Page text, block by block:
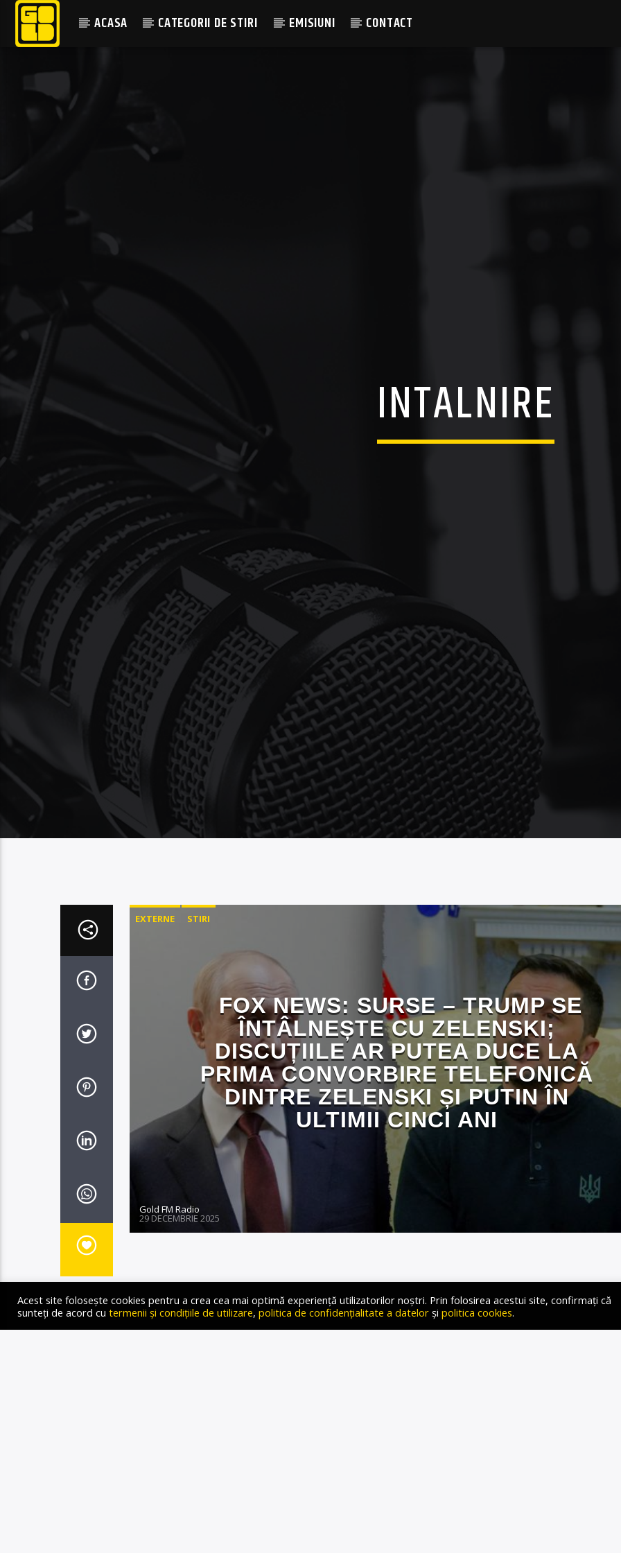
ACASA CATEGORII DE STIRI EMISIUNI CONTACT
INTALNIRE
EXTERNE STIRI
FOX NEWS: SURSE – TRUMP SE
ÎNTÂLNEȘTE CU ZELENSKI;
DISCUȚIILE AR PUTEA DUCE LA
PRIMA CONVORBIRE TELEFONICĂ
DINTRE ZELENSKI ȘI PUTIN ÎN
ULTIMII CINCI ANI
Gold FM Radio
29 DECEMBRIE 2025
putea deschide calea pentru prima convorbire telefonică dintre Zelenskyy și
președintele rus Vladimir Putin în ultimii cinci ani, a declarat o sursă familiarizată cu
Acest site folosește cookies pentru a crea cea mai optimă experiență utilizatorilor noștri. Prin folosirea acestui site, confirmați că
sunteți de acord cu termenii și condițiile de utilizare, politica de confidențialitate a datelor și politica cookies.